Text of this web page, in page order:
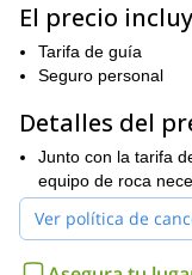
desde Sant Jeroni
(903m)es
oportunidad de hacer
Debido a la
Montserrat , también
formaciones rocosas
paredes, agujas, y
Como resultado,
pero cada experiencia
debido a la variedad,
El precio
Tarifa de guía
Seguro personal
Detalles del
Junto con la tarifa
equipo de roca
Ver política de